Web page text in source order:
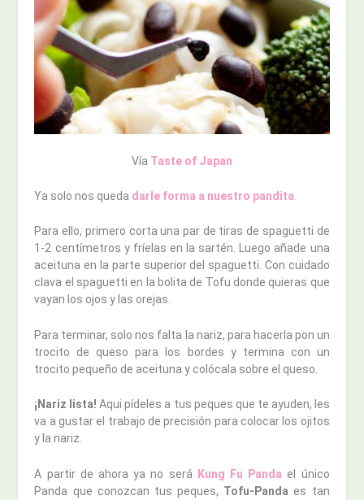
Vía Taste of Japan
Ya solo nos queda darle forma a nuestro pandita
Para ello, primero corta una par de tiras de spaguetti de
1-2 centímetros y fríelas en la sartén. Luego añade una
aceituna en la parte superior del spaguetti. Con cuidado
clava el spaguetti en la bolita de Tofu donde quieras que
vayan los ojos y las orejas.
Para terminar, solo nos falta la nariz, para hacerla pon un
trocito de queso para los bordes y termina con un
trocito pequeño de aceituna y colócala sobre el queso.
¡Nariz lista! Aqui pídeles a tus peques que te ayuden, les
va a gustar el trabajo de precisión para colocar los ojitos
y la nariz.
A partir de ahora ya no será Kung Fu Panda el único
Panda que conozcan tus peques, Tofu-Panda es tan